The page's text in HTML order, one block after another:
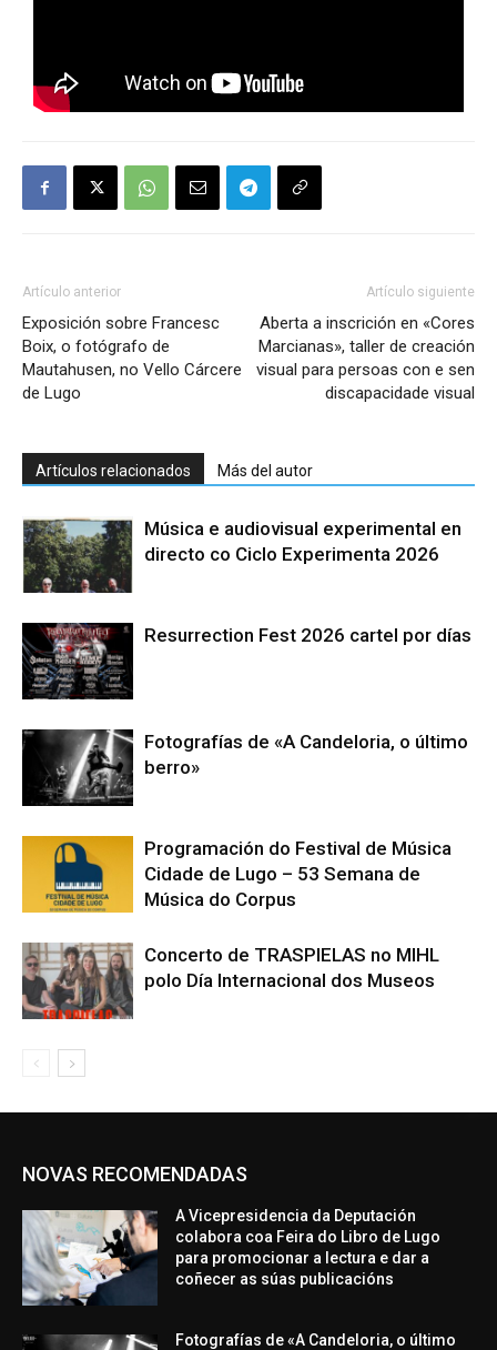
Artículo anterior
Exposición sobre Francesc
Boix, o fotógrafo de
Mautahusen, no Vello Cárcere
de Lugo
Artículo siguiente
Aberta a inscrición en «Cores
Marcianas», taller de creación
visual para persoas con e sen
discapacidade visual
Artículos relacionados Más del autor
Música e audiovisual experimental en
directo co Ciclo Experimenta 2026
Resurrection Fest 2026 cartel por días
Fotografías de «A Candeloria, o último
berro»
Programación do Festival de Música
Cidade de Lugo – 53 Semana de
Música do Corpus
Concerto de TRASPIELAS no MIHL
polo Día Internacional dos Museos
NOVAS RECOMENDADAS
A Vicepresidencia da Deputación
colabora coa Feira do Libro de Lugo
para promocionar a lectura e dar a
coñecer as súas publicacións
Fotografías de «A Candeloria, o último